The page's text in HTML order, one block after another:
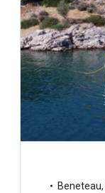
Beneteau,